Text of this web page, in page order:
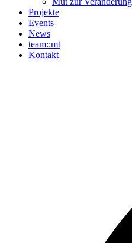
Projekte
Events
News
team::mt
Kontakt